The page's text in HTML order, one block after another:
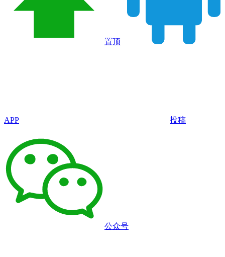
置顶
APP 投稿
公众号